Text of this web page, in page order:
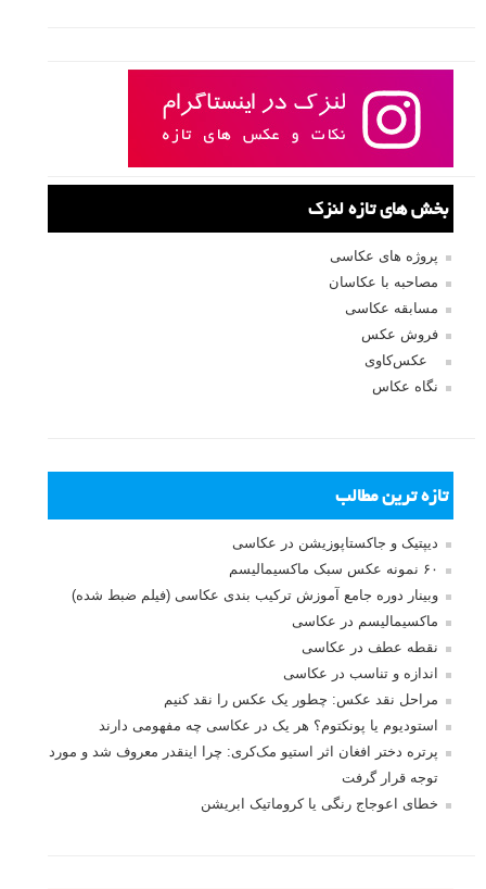
بخش های تازه لنزک
پروژه های عکاسی
مصاحبه با عکاسان
مسابقه عکاسی
فروش عکس
عکس‌کاوی
نگاه عکاس
تازه ترین مطالب
دیپتیک و جاکستا‌پوزیشن در عکاسی
۶۰ نمونه عکس سبک ماکسیمالیسم
وبینار دوره جامع آموزش ترکیب بندی عکاسی (فیلم ضبط شده)
ماکسیمالیسم در عکاسی
نقطه عطف در عکاسی
اندازه و تناسب در عکاسی
مراحل نقد عکس: چطور یک عکس را نقد کنیم
استودیوم یا پونکتوم؟ هر یک در عکاسی چه مفهومی دارند
پرتره دختر افغان اثر استیو مک‌کری: چرا اینقدر معروف شد و مورد
توجه قرار گرفت
خطای اعوجاج رنگی یا کروماتیک ابریشن